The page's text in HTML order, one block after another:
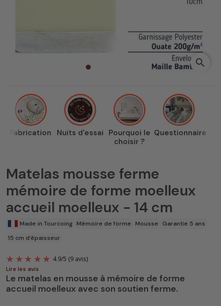
search
Fabrication Nuits d'essai Pourquoi le
choisir ?
Questionnaire
Matelas mousse ferme
mémoire de forme moelleux
accueil moelleux - 14 cm
Made in Tourcoing Mémoire de forme Mousse
Garantie 5 ans
15 cm d'épaisseur
Lire les avis
Le matelas en mousse à mémoire de forme
accueil moelleux avec son soutien ferme.